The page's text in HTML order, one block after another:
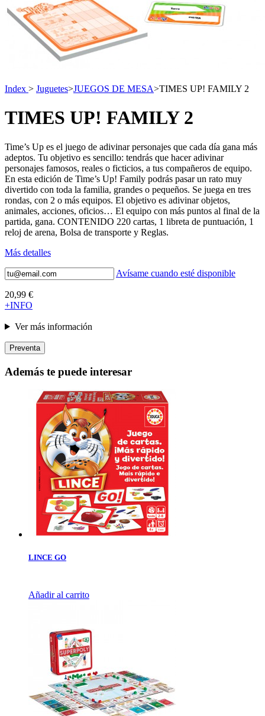
Index > Juguetes>JUEGOS DE MESA>TIMES UP! FAMILY 2
TIMES UP! FAMILY 2
Time’s Up es el juego de adivinar personajes que cada día gana más
adeptos. Tu objetivo es sencillo: tendrás que hacer adivinar
personajes famosos, reales o ficticios, a tus compañeros de equipo.
En esta edición de Time’s Up! Family podrás pasar un rato muy
divertido con toda la familia, grandes o pequeños. Se juega en tres
rondas, con 2 o más equipos. El objetivo es adivinar objetos,
animales, acciones, oficios… El equipo con más puntos al final de la
partida, gana. CONTENIDO 220 cartas, 1 libreta de puntuación, 1
reloj de arena, Bolsa de transporte y Reglas.
Más detalles
Avísame cuando esté disponible
20,99 €
+INFO
Ver más información
Preventa
Además te puede interesar
LINCE GO
Añadir al carrito